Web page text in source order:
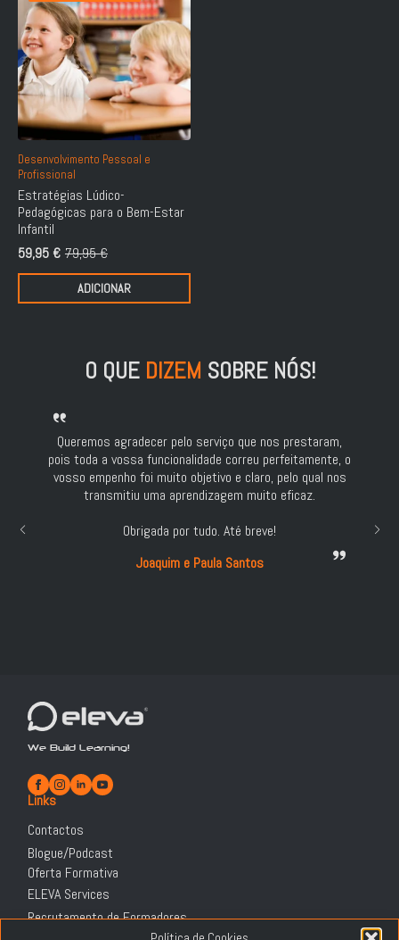
Desenvolvimento Pessoal e
Profissional
Estratégias Lúdico-
Pedagógicas para o Bem-Estar
Infantil
79,95€
O
preço
59,95 €
O
preço
ADICIONAR
O QUE DIZEM SOBRE NÓS!
Queremos agradecer pelo serviço que nos prestaram,
pois toda a vossa funcionalidade correu perfeitamente, o
vosso empenho foi muito objetivo e claro, pelo qual nos
transmitiu uma aprendizagem muito eficaz.
Obrigada por tudo. Até breve!
Joaquim e Paula Santos
We Build Learning!
Links
Contactos
Blogue/Podcast
Oferta Formativa
ELEVA Services
Recrutamento de Formadores